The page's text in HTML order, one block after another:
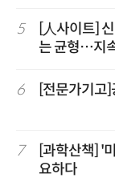
5
[人사이트]
는 균형…지
6 [전문가기고
7
[과학산책] '
요하다